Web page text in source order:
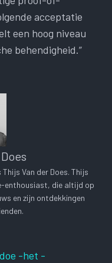
acceptatie
een hoog niveau
behendigheid.”
Van der Does. Thijs
enthousiast, die altijd op
en zijn ontdekkingen
-het -